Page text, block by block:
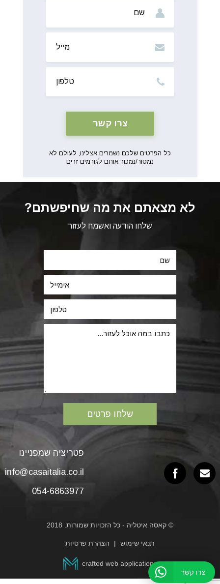
כל הפרטים שלכם נשמרים אצלינו, לעולם לא
נמסור/נמכור אותם לגורמים זרים
לא מצאתם את מה שחיפשתם?
שלחו הודעה ואשמח לעזור
פטריציה שמפניינו
info@casaitalia.co.il
054-6863977
תנאי שימוש הצהרת פרטיות
© קאסה איטליה - כל הזכויות שמורות. 2018
crafted web applications
צרו קשר